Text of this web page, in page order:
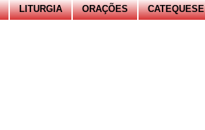
LITURGIA ORAÇÕES CATEQUESE